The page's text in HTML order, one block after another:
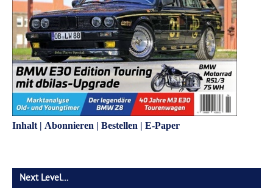
Inhalt | Abonnieren | Bestellen | E-Paper
Next Level…